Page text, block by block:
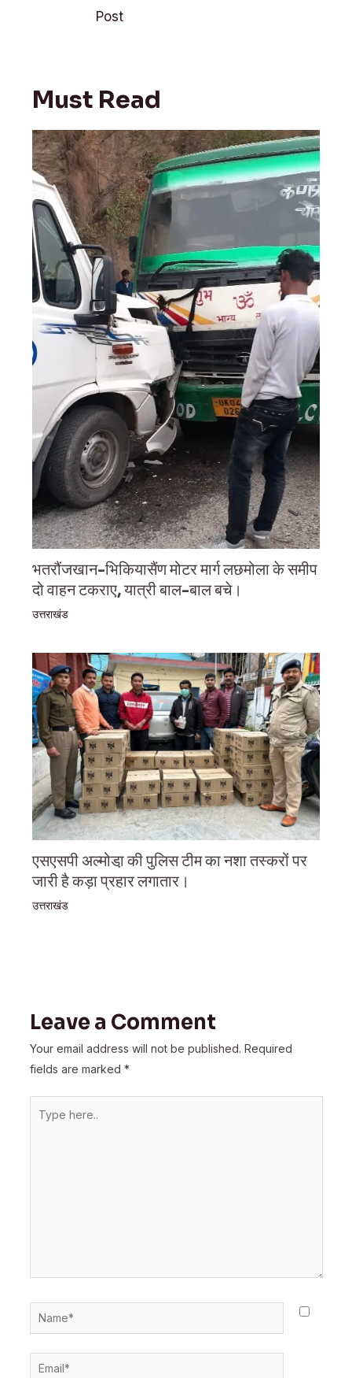
Post
Must Read
भतरौंजखान-भिकियासैंण मोटर मार्ग लछमोला के समीप
दो वाहन टकराए, यात्री बाल-बाल बचे।
उत्तराखंड
एसएसपी अल्मोडा़ की पुलिस टीम का नशा तस्करों पर
जारी है कड़ा प्रहार लगातार।
उत्तराखंड
Leave a Comment
Your email address will not be published. Required
fields are marked *
here..
Name*
Email*